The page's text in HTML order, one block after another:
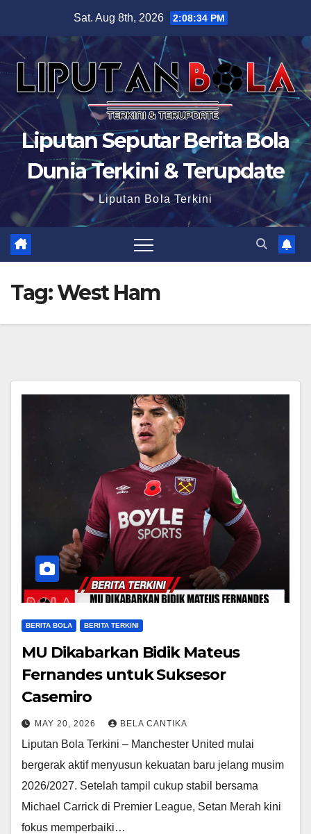
content
Sat. Aug 8th, 2026 2:08:35 PM
Liputan Seputar Berita Bola
Dunia Terkini & Terupdate
Liputan Bola Terkini
Tag:West Ham
BERITA BOLA BERITA TERKINI
MU Dikabarkan Bidik Mateus
Fernandes untuk Suksesor
Casemiro
MAY 20, 2026 BELA CANTIKA
Liputan Bola Terkini – Manchester United mulai
bergerak aktif menyusun kekuatan baru jelang musim
2026/2027. Setelah tampil cukup stabil bersama
Michael Carrick di Premier League, Setan Merah kini
fokus memperbaiki…